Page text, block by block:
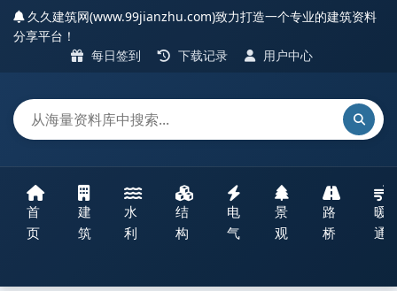
久久建筑网(www.99jianzhu.com)致力打造一个专业的建筑资料
分享平台！
每日签到
下载记录 用户中心
首
页
建
筑
水
利
结
构
电
气
景
观
路
桥
暖
通